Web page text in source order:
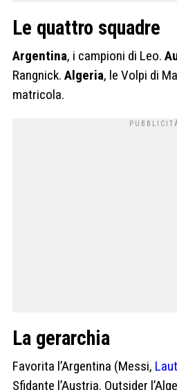
Le quattro squadre
Argentina, i campioni di Leo.
Rangnick. Algeria, le Volpi di
matricola.
La gerarchia
Favorita l’Argentina (Messi,
Sfidante l’Austria. Outsider